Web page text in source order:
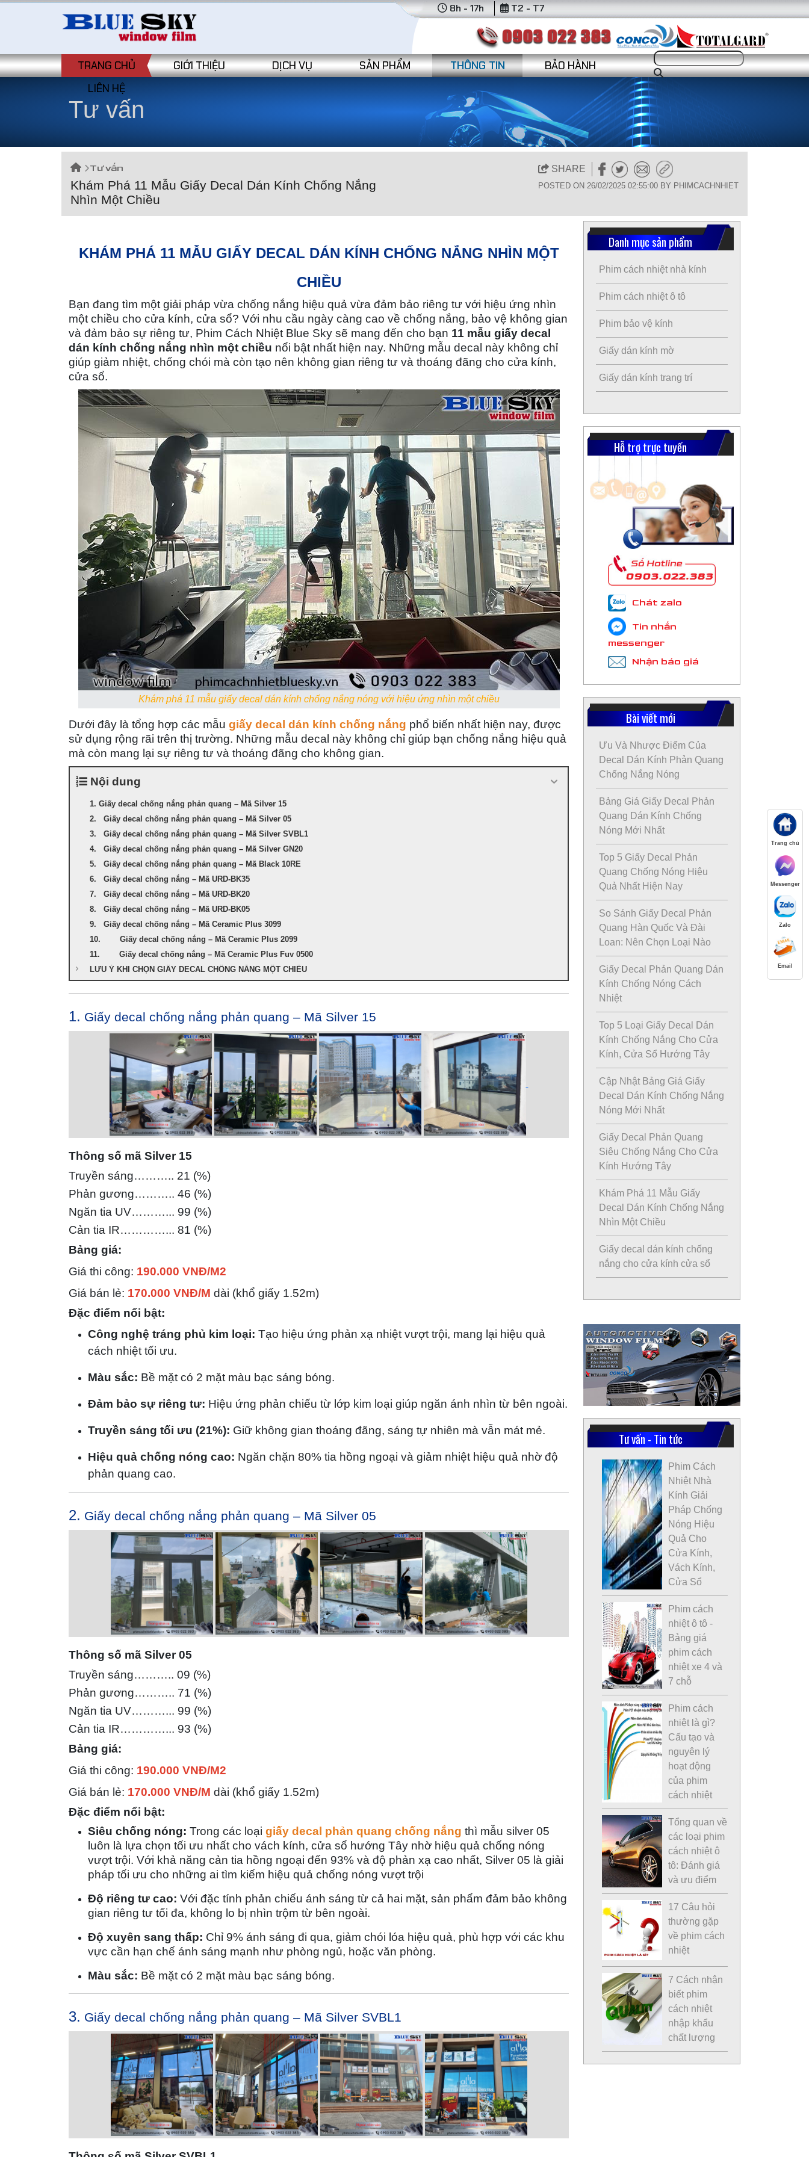
8h - 17h T2 - T7
TRANG CHỦ GIỚI THIỆU DỊCH VỤ SẢN PHẨM THÔNG TIN
BẢO HÀNH
LIÊN HỆ
Tư vấn
Tư vấn
Khám Phá 11 Mẫu Giấy Decal Dán Kính Chống Nắng
Nhìn Một Chiều
SHARE
POSTED ON 26/02/2025 02:55:00 BY PHIMCACHNHIET
KHÁM PHÁ 11 MẪU GIẤY DECAL DÁN KÍNH CHỐNG NẮNG NHÌN MỘT
CHIỀU
Bạn đang tìm một giải pháp vừa chống nắng hiệu quả vừa đảm bảo riêng tư với hiệu ứng nhìn
một chiều cho cửa kính, cửa sổ? Với nhu cầu ngày càng cao về chống nắng, bảo vệ không gian
và đảm bảo sự riêng tư, Phim Cách Nhiệt Blue Sky sẽ mang đến cho bạn 11 mẫu giấy decal
dán kính chống nắng nhìn một chiều nổi bật nhất hiện nay. Những mẫu decal này không chỉ
giúp giảm nhiệt, chống chói mà còn tạo nên không gian riêng tư và thoáng đãng cho cửa kính,
cửa sổ.
Khám phá 11 mẫu giấy decal dán kính chống nắng nóng với hiệu ứng nhìn một chiều
Dưới đây là tổng hợp các mẫu giấy decal dán kính chống nắng phổ biến nhất hiện nay, được
sử dụng rộng rãi trên thị trường. Những mẫu decal này không chỉ giúp bạn chống nắng hiệu quả
mà còn mang lại sự riêng tư và thoáng đãng cho không gian.
Nội dung
1. Giấy decal chống nắng phản quang – Mã Silver 15
2. Giấy decal chống nắng phản quang – Mã Silver 05
3. Giấy decal chống nắng phản quang – Mã Silver SVBL1
4. Giấy decal chống nắng phản quang – Mã Silver GN20
5. Giấy decal chống nắng phản quang – Mã Black 10RE
6. Giấy decal chống nắng – Mã URD-BK35
7. Giấy decal chống nắng – Mã URD-BK20
8. Giấy decal chống nắng – Mã URD-BK05
9. Giấy decal chống nắng – Mã Ceramic Plus 3099
10. Giấy decal chống nắng – Mã Ceramic Plus 2099
11. Giấy decal chống nắng – Mã Ceramic Plus Fuv 0500
LƯU Ý KHI CHỌN GIẤY DECAL CHỐNG NẮNG MỘT CHIỀU
1. Giấy decal chống nắng phản quang – Mã Silver 15
Thông số mã Silver 15
Truyền sáng……….. 21 (%)
Phản gương……….. 46 (%)
Ngăn tia UV………... 99 (%)
Cản tia IR…………... 81 (%)
Bảng giá:
Giá thi công: 190.000 VNĐ/M2
Giá bán lẻ: 170.000 VNĐ/M dài (khổ giấy 1.52m)
Đặc điểm nổi bật:
Công nghệ tráng phủ kim loại: Tạo hiệu ứng phản xạ nhiệt vượt trội, mang lại hiệu quả
cách nhiệt tối ưu.
Màu sắc: Bề mặt có 2 mặt màu bạc sáng bóng.
Đảm bảo sự riêng tư: Hiệu ứng phản chiếu từ lớp kim loại giúp ngăn ánh nhìn từ bên ngoài.
Truyền sáng tối ưu (21%): Giữ không gian thoáng đãng, sáng tự nhiên mà vẫn mát mẻ.
Hiệu quả chống nóng cao: Ngăn chặn 80% tia hồng ngoại và giảm nhiệt hiệu quả nhờ độ
phản quang cao.
2. Giấy decal chống nắng phản quang – Mã Silver 05
Thông số mã Silver 05
Truyền sáng……….. 09 (%)
Phản gương……….. 71 (%)
Ngăn tia UV………... 99 (%)
Cản tia IR…………... 93 (%)
Bảng giá:
Giá thi công: 190.000 VNĐ/M2
Giá bán lẻ: 170.000 VNĐ/M dài (khổ giấy 1.52m)
Đặc điểm nổi bật:
Siêu chống nóng: Trong các loại giấy decal phản quang chống nắng thì mẫu silver 05
luôn là lựa chọn tối ưu nhất cho vách kính, cửa sổ hướng Tây nhờ hiệu quả chống nóng
vượt trội. Với khả năng cản tia hồng ngoại đến 93% và độ phản xạ cao nhất, Silver 05 là giải
pháp tối ưu cho những ai tìm kiếm hiệu quả chống nóng vượt trội
Độ riêng tư cao: Với đặc tính phản chiếu ánh sáng từ cả hai mặt, sản phẩm đảm bảo không
gian riêng tư tối đa, không lo bị nhìn trộm từ bên ngoài.
Độ xuyên sang thấp: Chỉ 9% ánh sáng đi qua, giảm chói lóa hiệu quả, phù hợp với các khu
vực cần hạn chế ánh sáng mạnh như phòng ngủ, hoặc văn phòng.
Màu sắc: Bề mặt có 2 mặt màu bạc sáng bóng.
3. Giấy decal chống nắng phản quang – Mã Silver SVBL1
Danh mục sản phẩm
Phim cách nhiệt nhà kính
Phim cách nhiệt ô tô
Phim bảo vệ kính
Giấy dán kính mờ
Giấy dán kính trang trí
Hỗ trợ trực tuyến
Chát zalo
Tin nhắn
messenger
Nhận báo giá
Bài viết mới
Ưu Và Nhược Điểm Của
Decal Dán Kính Phản Quang
Chống Nắng Nóng
Bảng Giá Giấy Decal Phản
Quang Dán Kính Chống
Nóng Mới Nhất
Top 5 Giấy Decal Phản
Quang Chống Nóng Hiệu
Quả Nhất Hiện Nay
So Sánh Giấy Decal Phản
Quang Hàn Quốc Và Đài
Loan: Nên Chọn Loại Nào
Giấy Decal Phản Quang Dán
Kính Chống Nóng Cách
Nhiệt
Top 5 Loại Giấy Decal Dán
Kính Chống Nắng Cho Cửa
Kính, Cửa Sổ Hướng Tây
Cập Nhật Bảng Giá Giấy
Decal Dán Kính Chống Nắng
Nóng Mới Nhất
Giấy Decal Phản Quang
Siêu Chống Nắng Cho Cửa
Kính Hướng Tây
Khám Phá 11 Mẫu Giấy
Decal Dán Kính Chống Nắng
Nhìn Một Chiều
Giấy decal dán kính chống
nắng cho cửa kính cửa sổ
Tư vấn - Tin tức
Phim Cách
Nhiệt Nhà
Kính Giải
Pháp Chống
Nóng Hiệu
Quả Cho
Cửa Kính,
Vách Kính,
Cửa Sổ
Phim cách
nhiệt ô tô -
Bảng giá
phim cách
nhiệt xe 4 và
7 chỗ
Phim cách
nhiệt là gì?
Cấu tạo và
nguyên lý
hoạt động
của phim
cách nhiệt
Tổng quan về
các loại phim
cách nhiệt ô
tô: Đánh giá
và ưu điểm
17 Câu hỏi
thường gặp
về phim cách
nhiệt
7 Cách nhận
biết phim
cách nhiệt
nhập khẩu
chất lượng
Trang chủ
Messenger
Zalo
Email